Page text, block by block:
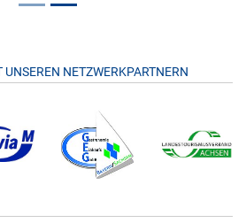
NETZWERKPARTNERN